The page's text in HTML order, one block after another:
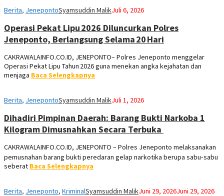
Berita, JenepontoSyamsuddin MalikJuli 6, 2026
Operasi Pekat Lipu 2026 Diluncurkan Polres
Jeneponto, Berlangsung Selama 20 Hari
CAKRAWALAINFO.CO.ID, JENEPONTO– Polres Jeneponto menggelar
Operasi Pekat Lipu Tahun 2026 guna menekan angka kejahatan dan
menjaga Baca Selengkapnya
Berita, JenepontoSyamsuddin MalikJuli 1, 2026
Dihadiri Pimpinan Daerah: Barang Bukti Narkoba 1
Kilogram Dimusnahkan Secara Terbuka
CAKRAWALAINFO.CO.ID, JENEPONTO – Polres Jeneponto melaksanakan
pemusnahan barang bukti peredaran gelap narkotika berupa sabu‑sabu
seberat Baca Selengkapnya
Berita, Jeneponto, KriminalSyamsuddin MalikJuni 29, 2026Juni 29, 2026